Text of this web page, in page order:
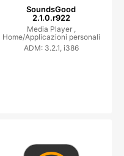
SoundsGood
2.1.0.r922
Media Player ,
Home/Applicazioni personali
ADM: 3.2.1, i386